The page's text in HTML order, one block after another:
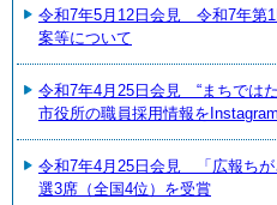
令和7年5月12日会見 令和7年第
案等について
令和7年4月25日会見 “まちでは
市役所の職員採用情報を
令和7年4月25日会見 「広報ちが
選3席（全国4位）を受賞